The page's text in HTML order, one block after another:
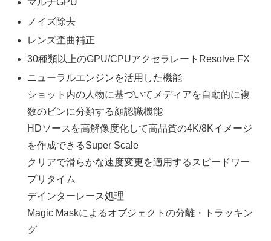
マルチGPU
ノイズ除去
レンズ歪曲補正
30種類以上のGPU/CPUアクセラレートResolve FX
ニューラルエンジンを活用した機能
ショット内の人物に基づいてメディアを自動的に複
数のビンに分類する顔認識機能
HDソースを高解像度化して高品質の4K/8Kイメージ
を作成できるSuper Scale
クリアで滑らかな速度変更を適用するスピードワー
プリタイム
デインターレース処理
Magic Maskによるオブジェクトの分離・トラッキン
グ